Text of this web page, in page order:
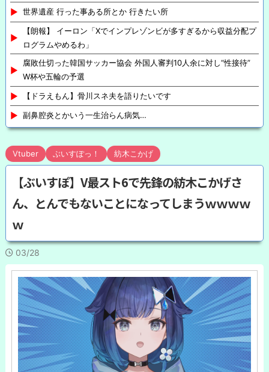
世界遺産 行った事ある所とか 行きたい所
【朗報】 イーロン「Xでインプレゾンビが多すぎるから収益分配プ
ログラムやめるわ」
腐敗仕切った韓国サッカー協会 外国人審判10人余に対し“性接待”
W杯や五輪の予選
【ドラえもん】骨川スネ夫を語りたいです
副鼻腔炎とかいう一生治らん病気…
Vtuber ぶいすぽっ！ 紡木こかげ
【ぶいすぽ】V最スト6で先鋒の紡木こかげさ
ん、とんでもないことになってしまうｗｗｗｗ
ｗ
03/28